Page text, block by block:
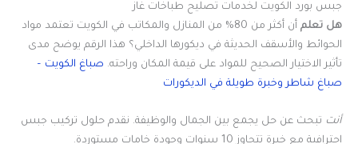
جبس بورد الكويت لخدمات تصليح طباخات غاز
هل تعلم
أن أكثر من 80% من المنازل والمكاتب في الكويت تعتمد مواد
الحوائط والأسقف الحديثة في ديكورها الداخلي؟ هذا الرقم يوضح مدى
تأثير الاختيار الصحيح للمواد على قيمة المكان وراحته. صباغ الكويت –
صباغ شاطر وخبرة طويلة في الديكورات
أنت تبحث عن حل يجمع بين الجمال والوظيفة. نقدم حلول تركيب جبس
احترافية مع خبرة تتجاوز 10 سنوات وجودة خامات مستوردة.